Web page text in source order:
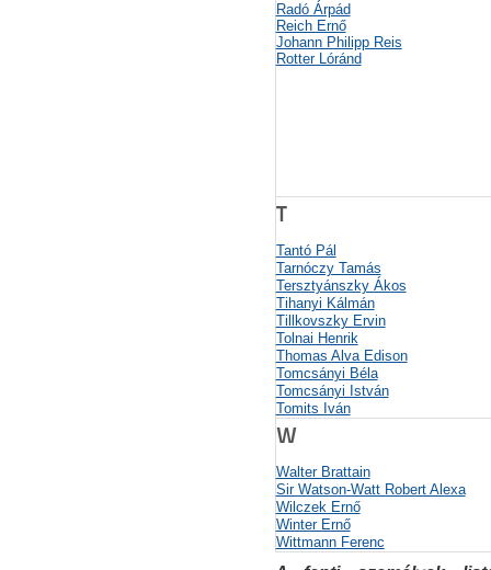
Radó Árpád
Reich Ernő
Johann Philipp Reis
Rotter Lóránd
T
Tantó Pál
Tarnóczy Tamás
Tersztyánszky Ákos
Tihanyi Kálmán
Tillkovszky Ervin
Tolnai Henrik
Thomas Alva Edison
Tomcsányi Béla
Tomcsányi István
Tomits Iván
W
Walter Brattain
Sir Watson-Watt Robert Alexa
Wilczek Ernő
Winter Ernő
Wittmann Ferenc